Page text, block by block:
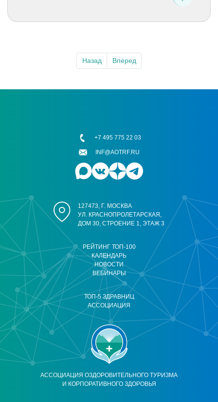
Назад Вперед
АССОЦИАЦИЯ ОЗДОРОВИТЕЛЬНОГО ТУРИЗМА
И КОРПОРАТИВНОГО ЗДОРОВЬЯ
РЕЙТИНГ ТОП-100
КАЛЕНДАРЬ
НОВОСТИ
ВЕБИНАРЫ
ТОП-5 ЗДРАВНИЦ
АССОЦИАЦИЯ
127473, Г. МОСКВА
УЛ. КРАСНОПРОЛЕТАРСКАЯ,
ДОМ 30, СТРОЕНИЕ 1, ЭТАЖ 3
+7 495 775 22 03
INF@AOTRF.RU